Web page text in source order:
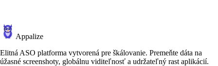
Appalize
Elitná ASO platforma vytvorená pre škálovanie. Premeňte dáta na
úžasné screenshoty, globálnu viditeľnosť a udržateľný rast aplikácií.